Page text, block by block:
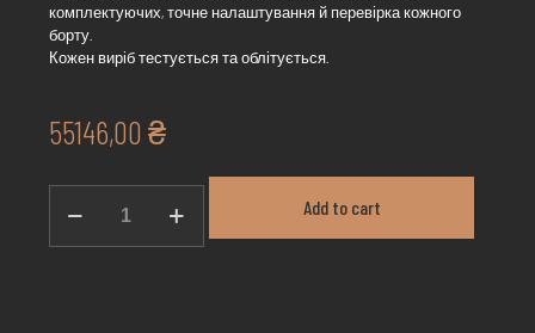
комплектуючих, точне налаштування й перевірка кожного
борту.
Кожен виріб тестується та облітується.
55146,00 ₴
1025O
Add to cart